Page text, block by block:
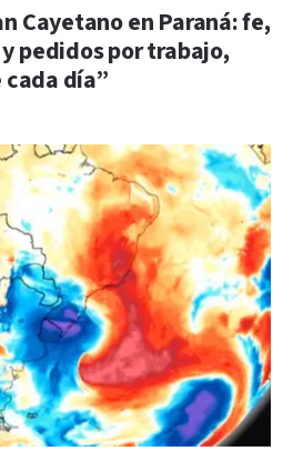
Cayetano en Paraná: fe,
pedidos por trabajo,
cada día”